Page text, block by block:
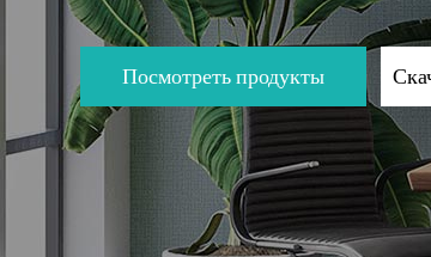
Посмотреть продукты